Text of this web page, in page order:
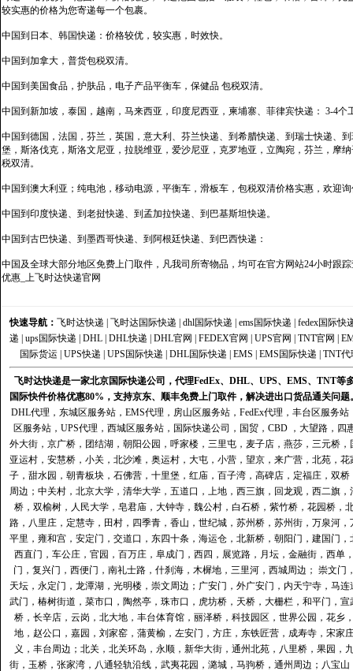
较实惠的价格为您寄递每一个包裹。
中国到日本、韩国快递：价格较优，较实惠，时效快。
中国到加拿大，普货包税双清。
中国到美国食品，护肤品，电子产品平衡车，保健品 包税双清。
中国到新加坡，泰国，越南，马来西亚，印度尼西亚，柬埔寨、菲律宾快递： 3-4个
中国到德国，法国，芬兰，英国，意大利、芬兰快递、到希腊快递、到瑞士快递、
堡，斯洛伐克，斯洛文尼亚，拉脱维亚，爱沙尼亚，克罗地亚，立陶宛，芬兰，摩
税双清。
中国到澳大利亚；纯电池，移动电源，平衡车，滑板车，包税双清价格实惠，欢迎
中国到印度快递、到老挝快递、到孟加拉快递、到巴基斯坦快递。
中国到古巴快递、到墨西哥快递、到阿根廷快递、到巴西快递：
中国及全球大部分地区免费上门取件，凡我司所寄物品，均可在官方网站24小时跟
优惠_上飞时达快递官网
快速导航： 飞时达快递 飞时达国际快递 dhl国际快递 ems国际快递
fedex国际快
递
ups国际快递 DHL DHL快递 DHL官网 FEDEX官网 UPS官网 TNT官网
国际货运| UPS快递 UPS国际快递 DHL国际快递 EMS EMS国际快递 TNT代
飞时达快递是一家北京国际快递公司，代理FedEx、DHL、UPS、EMS、TNT
国际快件价格优惠80%，支持京东、顺丰免费上门取件，解决进出口货品通关问题
DHL代理 ， 东城区服务站 ， EMS代理 ， 房山区服务站 ， FedEx代理 ， 丰台区服务站
区服务站， UPS代理 ， 西城区服务站， 国际快递公司 ，国贸，CBD ，大望路，
外大街，京广桥，团结湖，朝阳公园，呼家楼，三里屯，麦子店，燕莎，三元桥
亚运村，安慧桥，小关，北沙滩，奥运村，大屯，小营，望京，来广营，北苑，
子，甜水园，朝青板块，石佛营，十里堡，红庙，百子湾，高碑店，定福庄，双
周边；中关村，北京大学，清华大学，五道口，上地，西三旗，回龙观，西二旗
桥，双榆树，人民大学，皂君庙，大钟寺，魏公村，白石桥，紫竹桥，花园桥
路，八里庄，定慧寺，田村，四季青，香山，世纪城，苏州桥，苏州街，万泉河
平里，雍和宫，安定门，交道口，东四十条，海运仓，北新桥，朝阳门，建国门
西直门，车公庄，官园，百万庄，阜成门，西四，展览路，月坛，金融街，西
门，复兴门，西便门，南礼士路，什刹海，木樨地，三里河，西城周边； 崇文
天坛，永定门，龙潭湖，光明楼，崇文周边；广安门，外广安门，内天宁寺，马
武门，椿树街道，菜市口，陶然亭，珠市口，虎坊桥，天桥，大栅栏，和平门，
桥，长辛店，云岗，北大地，丰台体育馆，丽泽桥，科技园区，世界公园，花
地，赵公口，嘉园，刘家窑，蒲黄榆，左安门，方庄，东铁匠营，成寿寺，宋
义，丰台周边；北关，北关环岛，永顺，新华大街，通州北苑，八里桥，果园
街，玉桥，张家湾，八通轻轨沿线，武夷花园，潞城，马驹桥，通州周边；八宝